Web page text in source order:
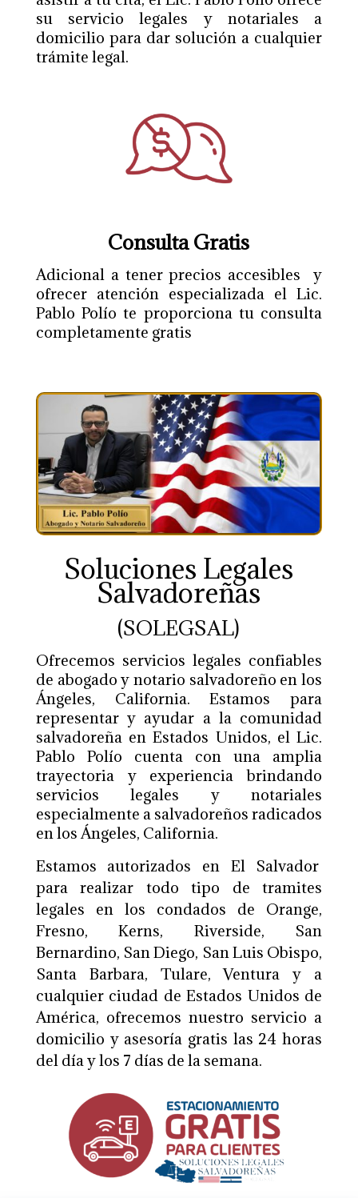
su servicio legales y notariales a
domicilio para dar solución a cualquier
trámite legal.
Consulta Gratis
Adicional a tener precios accesibles y
ofrecer atención especializada el Lic.
Pablo Polío te proporciona tu consulta
completamente gratis
Soluciones Legales
Salvadoreñas
(SOLEGSAL)
Ofrecemos servicios legales confiables
de abogado y notario salvadoreño en los
Ángeles, California. Estamos para
representar y ayudar a la comunidad
salvadoreña en Estados Unidos, el Lic.
Pablo Polío cuenta con una amplia
trayectoria y experiencia brindando
servicios legales y notariales
especialmente a salvadoreños radicados
en los Ángeles, California.
Estamos autorizados en El Salvador
para realizar todo tipo de tramites
legales en los condados de Orange,
Fresno, Kerns, Riverside, San
Bernardino, San Diego, San Luis Obispo,
Santa Barbara, Tulare, Ventura y a
cualquier ciudad de Estados Unidos de
América, ofrecemos nuestro servicio a
domicilio y asesoría gratis las 24 horas
del día y los 7 días de la semana.